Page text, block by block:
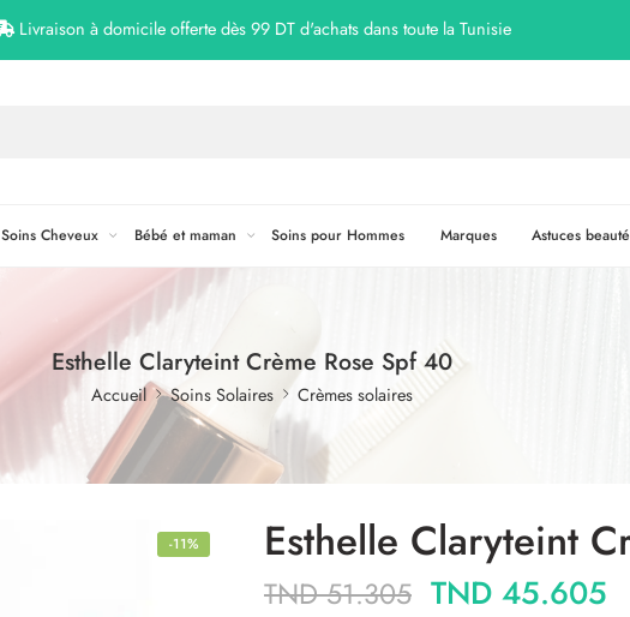
Livraison à domicile offerte dès 99 DT d'achats dans toute la Tunisie
Soins Cheveux Bébé et maman Soins pour Hommes Marques Astuces beauté
Esthelle Claryteint Crème Rose Spf 40
Accueil Soins Solaires Crèmes solaires
-11% Esthelle Claryteint
TND51.305 TND 45.605